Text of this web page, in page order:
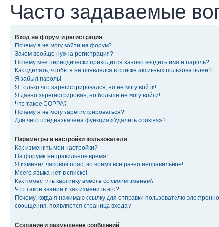
Часто задаваемые
Вход на форум и регистрация
Почему я не могу войти на форум?
Зачем вообще нужна регистрация?
Почему мне периодически приходится заново вводить имя и пароль?
Как сделать, чтобы я не появлялся в списке активных пользователей?
Я забыл пароль!
Я только что зарегистрировался, но не могу войти!
Я давно зарегистрирован, но больше не могу войти!
Что такое COPPA?
Почему я не могу зарегистрироваться?
Для чего предназначена функция «Удалить cookies»?
Параметры и настройки пользователя
Как изменить мои настройки?
На форуме неправильное время!
Я изменил часовой пояс, но время все равно неправильное!
Моего языка нет в списке!
Как поместить картинку вместе со своим именем?
Что такое звание и как изменить его?
Почему, когда я нажимаю ссылку для отправки пользователю
сообщения, появляется страница входа?
Создание и размещение сообщений